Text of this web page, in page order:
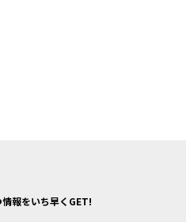
報をいち早くGET!